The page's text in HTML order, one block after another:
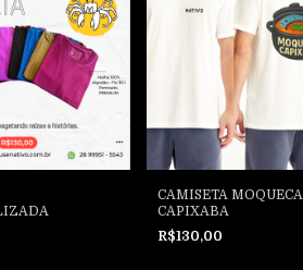
CAMISETA MOQUECA
CAPIXABA
R$130,00